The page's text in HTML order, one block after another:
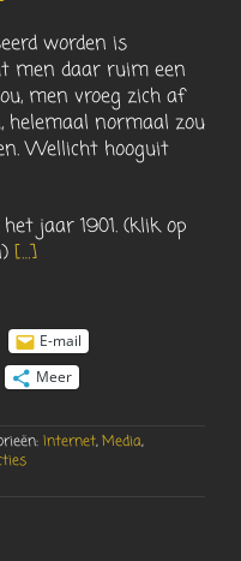
worden is
men daar ruim een
men vroeg zich af
normaal zou
Wellicht hooguit
jaar 1901. (klik op
[…]
E-mail
Meer
Internet,Media,